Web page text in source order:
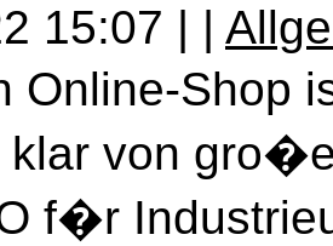
15:07 | |
Shop
klar von
f�r